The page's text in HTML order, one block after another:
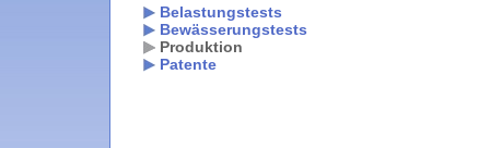
Belastungstests
Bewässerungstests
Produktion
Patente